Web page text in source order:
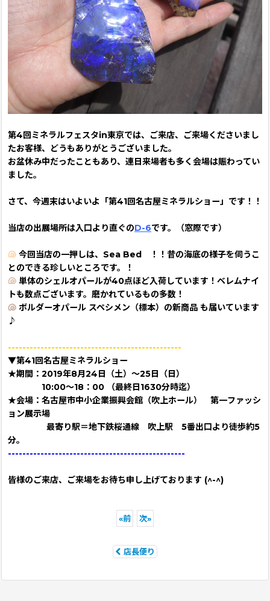
第4回ミネラルフェスタin東京では、ご来店、ご来場くださいまし
たお客様、どうもありがとうございました。
お盆休み中だったこともあり、連日来場者も多く会場は賑わってい
ました。
さて、今週末はいよいよ「第41回名古屋ミネラルショー」です！！
当店の出展場所は入口より直ぐのD-6です。（窓際です）
🐚 今回当店の一押しは、Sea Bed ！！昔の海底の様子を伺うこ
とのできる珍しいところです。！
🐚 単体のシェルオパールが40点ほど入荷しています！ベレムナイ
トも数点ございます。磨かれているもの多数！
🐚 ボルダーオパール スペシメン（標本）の新商品 も届いています
♪
------------------------------------------------
▼第41回名古屋ミネラルショー
★期間：2019年8月24日（土）～25日（日）
10:00～18：00 （最終日1630分時迄）
★会場：名古屋市中小企業振興会館（吹上ホール） 第一ファッシ
ョン展示場
最寄り駅＝地下鉄桜通線 吹上駅 5番出口より徒歩約5
分。
-------------------------------------------------
皆様のご来店、ご来場をお待ち申し上げております (^-^)
«前 次»
店長便り